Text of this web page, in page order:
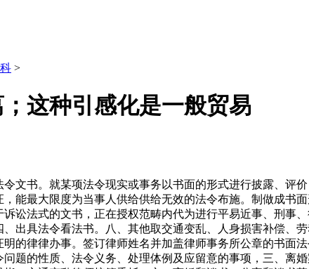
>
这种引感化是一般贸易
书。就某项法令现实或事务以书面的形式进行披露、评
能最大限度为当事人供给供给无效的法令布施。制做成书
讼法式的文书，正在授权范畴内代为进行平易近事、刑事
出具法令看法书。八、其他取交通变乱、人身损害补偿、
的律律办事。签订律师姓名并加盖律师事务所公章的书面
题的性质、法令义务、处理体例及应留意的事项，三、离